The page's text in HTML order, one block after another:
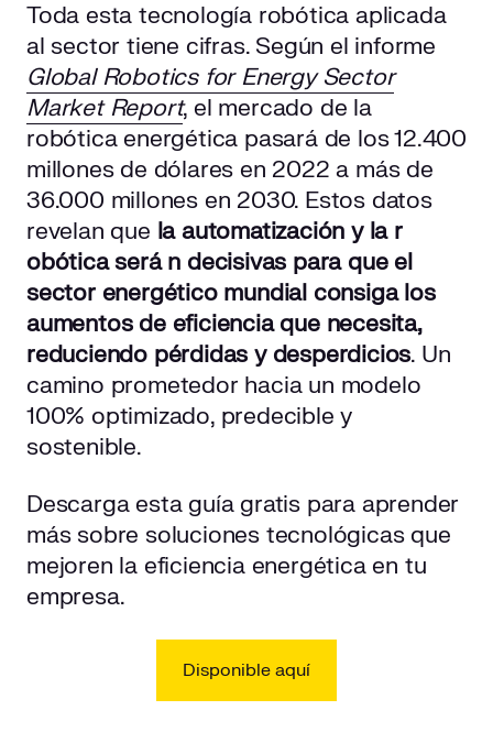
Toda esta tecnología robótica aplicada
al sector tiene cifras. Según el informe
Global Robotics for Energy Sector
Market Report, el mercado de la
robótica energética pasará de los 12.400
millones de dólares en 2022 a más de
36.000 millones en 2030. Estos datos
revelan que laautomatización y la r
obótica serán decisivas para que el
sector energético mundial consiga los
aumentos de eficiencia que necesita,
reduciendo pérdidas y desperdicios. Un
camino prometedor hacia un modelo
100% optimizado, predecible y
sostenible.
Descarga esta guía gratis para aprender
más sobre soluciones tecnológicas que
mejoren la eficiencia energética en tu
empresa.
Disponible aquí